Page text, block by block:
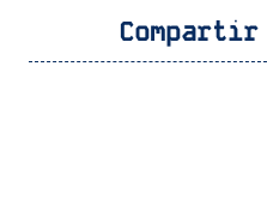
Compartir